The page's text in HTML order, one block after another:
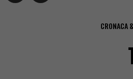
CRONACA